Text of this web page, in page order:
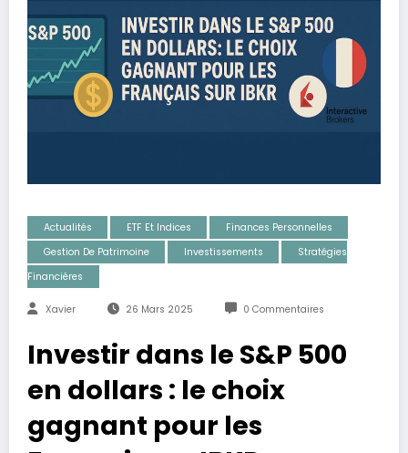
Actualités ETF Et Indices
Finances Personnelles
Gestion De Patrimoine
Investissements
Stratégies
Financières
Xavier 26 Mars 2025 0 Commentaires
Investir dans le S&P 500
en dollars : le choix
gagnant pour les